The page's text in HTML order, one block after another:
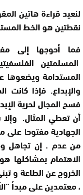
لنعيد قراءة هاتين
نقطتين هو الخط
فما أحوجها إلى
المسلمتين
المستدامة ويضعوها
والإبداع. فإذا كانت
فسح المجال لحرية
أن تعطي المثال. وإلا
الجهادية مفتوحا على
من عدم . إن تجاهل
الاهتمام
الخروج عن الطاعة و
، معتمدين على مبدأ